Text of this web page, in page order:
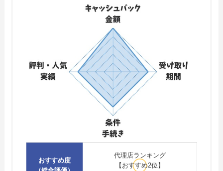
おすすめ度
代理店ランキング
【おすすめ2位】